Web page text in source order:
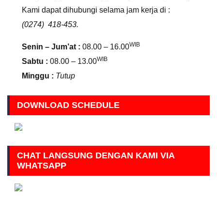
Kami dapat dihubungi selama jam kerja di :
(0274) 418-453.
Senin – Jum’at : 08.00 – 16.00WIB
Sabtu : 08.00 – 13.00WIB
Minggu : Tutup
DOWNLOAD SCHEDULE
CHAT LANGSUNG DENGAN KAMI VIA
WHATSAPP